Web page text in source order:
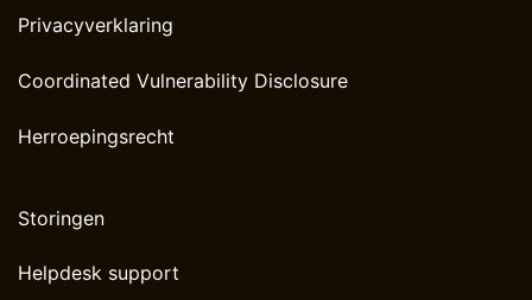
Privacyverklaring
Coordinated Vulnerability Disclosure
Herroepingsrecht
Storingen
Helpdesk support